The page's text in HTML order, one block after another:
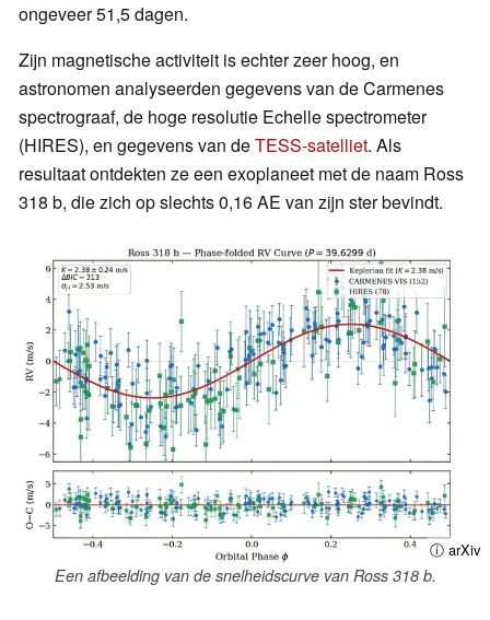
ongeveer 51,5 dagen.
Zijn magnetische activiteit is echter zeer hoog, en
astronomen analyseerden gegevens van de Carmenes
spectrograaf, de hoge resolutie Echelle spectrometer
(HIRES), en gegevens van deTESS-satelliet. Als
resultaat ontdekten ze een exoplaneet met de naam Ross
318 b, die zich op slechts 0,16 AE van zijn ster bevindt.
ⓘ arXiv
Een afbeelding van de snelheidscurve van Ross 318 b.